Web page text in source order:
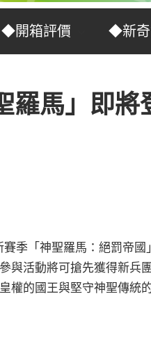
◆開箱評價 ◆新
羅馬」即
季「神聖羅馬：絕罰帝
與活動將可搶先獲得新兵
權的國王與堅守神聖傳統